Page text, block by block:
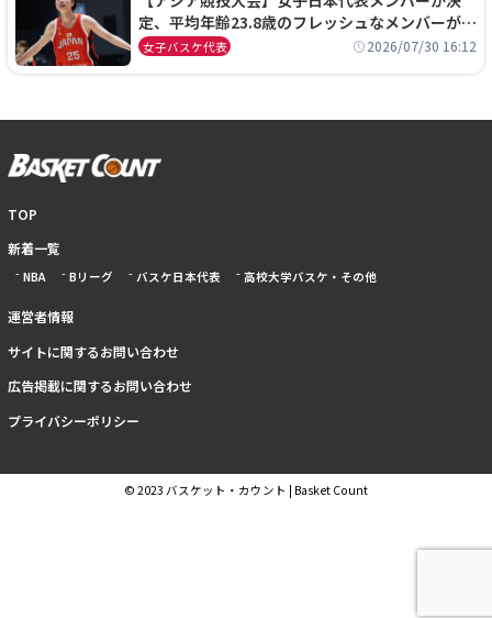
定、平均年齢23.8歳のフレッシュなメンバーが日
本開催の大舞台で頂点を狙う
女子バスケ代表 2026/07/30 16:12
TOP
新着一覧
NBA Bリーグ バスケ日本代表 高校大学バスケ・その他
運営者情報
サイトに関するお問い合わせ
広告掲載に関するお問い合わせ
プライバシーポリシー
© 2023 バスケット・カウント | Basket Count